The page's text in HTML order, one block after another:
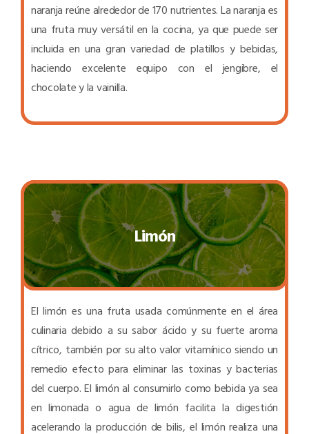
naranja reúne alrededor de 170 nutrientes. La naranja es
una fruta muy versátil en la cocina, ya que puede ser
incluida en una gran variedad de platillos y bebidas,
haciendo excelente equipo con el jengibre, el
chocolate y la vainilla.
Limón
El limón es una fruta usada comúnmente en el área
culinaria debido a su sabor ácido y su fuerte aroma
cítrico, también por su alto valor vitamínico siendo un
remedio efecto para eliminar las toxinas y bacterias
del cuerpo. El limón al consumirlo como bebida ya sea
en limonada o agua de limón facilita la digestión
acelerando la producción de bilis, el limón realiza una